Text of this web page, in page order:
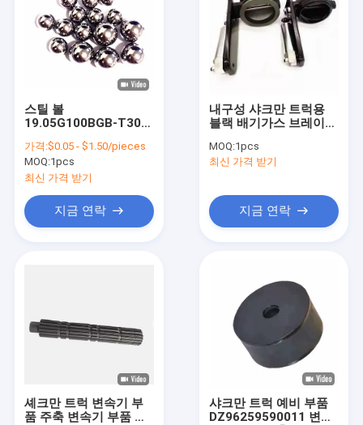
스틸 볼
19.05G100BGB-T308
CABS 중형 트럭 변속기
부품
가격:$0.05 - $1.50/pieces
MOQ:1pcs
최신 가격 받기
지금 연락
내구성 샤크만 트럭용
블랙 배기가스 브레이크
MOQ:1pcs
최신 가격 받기
지금 연락
셰크만 트럭 변속기 부
품 주축 변속기 부품 스
샤크만 트럭 예비 부품
DZ96259590011 변속